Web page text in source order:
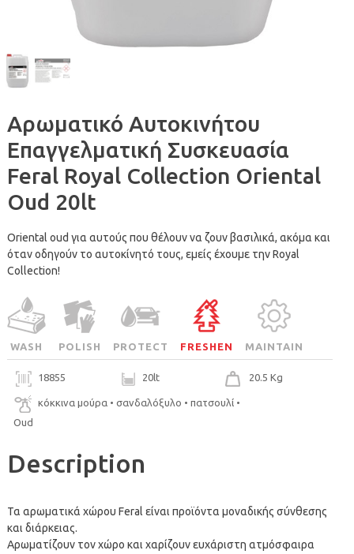
Αρωματικό Αυτοκινήτου
Επαγγελματική Συσκευασία
Feral Royal Collection Oriental
Oud 20lt
Oriental oud για αυτούς που θέλουν να ζουν βασιλικά, ακόμα και
όταν οδηγούν το αυτοκίνητό τους, εμείς έχουμε την Royal
Collection!
WASH POLISH PROTECT FRESHEN MAINTAIN
18855 20lt 20.5 Kg
κόκκινα μούρα • σανδαλόξυλο • πατσουλί •
Oud
Description
Τα αρωματικά χώρου Feral είναι προϊόντα μοναδικής σύνθεσης
και διάρκειας.
Αρωματίζουν τον χώρο και χαρίζουν ευχάριστη ατμόσφαιρα